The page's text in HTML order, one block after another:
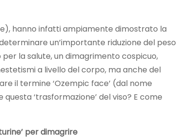
hanno infatti ampiamente dimostrato la
un’importante riduzione del peso
la salute, un dimagrimento cospicuo,
a livello del corpo, ma anche del
il termine ‘Ozempic face’ (dal nome
‘trasformazione’ del viso? E come
per dimagrire